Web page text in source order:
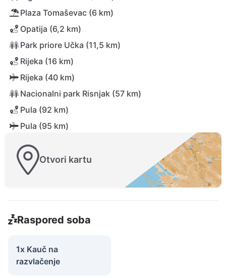
Plaza Tomaševac (6 km)
Opatija (6,2 km)
Park priore Učka (11,5 km)
Rijeka (16 km)
Rijeka (40 km)
Nacionalni park Risnjak (57 km)
Pula (92 km)
Pula (95 km)
Otvori kartu
Raspored soba
1x Kauč na
razvlačenje